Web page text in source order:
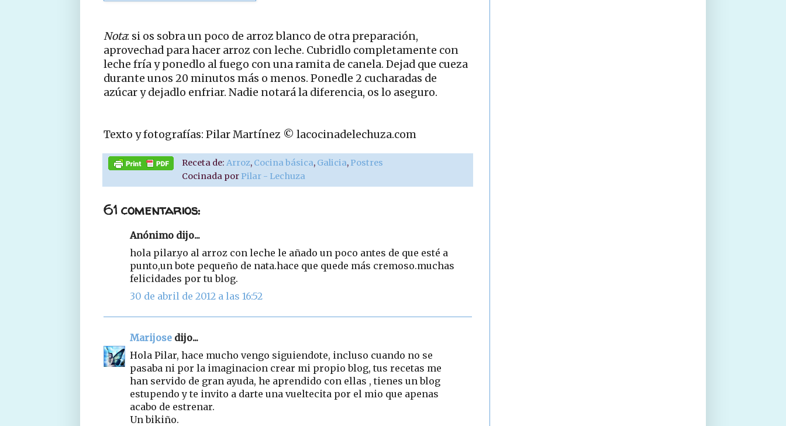
Nota: si os sobra un poco de arroz blanco de otra preparación,
aprovechad para hacer arroz con leche. Cubridlo completamente con
leche fría y ponedlo al fuego con una ramita de canela. Dejad que cueza
durante unos 20 minutos más o menos. Ponedle 2 cucharadas de
azúcar y dejadlo enfriar. Nadie notará la diferencia, os lo aseguro.
Texto y fotografías: Pilar Martínez © lacocinadelechuza.com
Receta de:Arroz, Cocina básica, Galicia, Postres
Cocinada por Pilar - Lechuza
61 comentarios:
Anónimo dijo...
hola pilar.yo al arroz con leche le añado un poco antes de que esté a
punto,un bote pequeño de nata.hace que quede más cremoso.muchas
felicidades por tu blog.
30 de abril de 2012 a las 16:52
Marijose dijo...
Hola Pilar, hace mucho vengo siguiendote, incluso cuando no se
pasaba ni por la imaginacion crear mi propio blog, tus recetas me
han servido de gran ayuda, he aprendido con ellas , tienes un blog
estupendo y te invito a darte una vueltecita por el mio que apenas
acabo de estrenar.
Un bikiño.